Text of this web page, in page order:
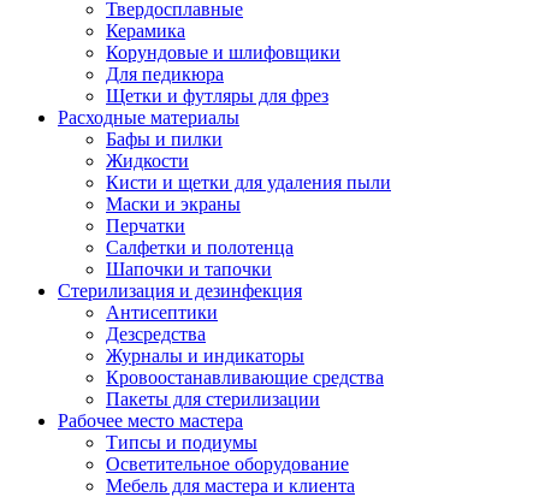
Твердосплавные
Керамика
Корундовые и шлифовщики
Для педикюра
Щетки и футляры для фрез
Расходные материалы
Бафы и пилки
Жидкости
Кисти и щетки для удаления пыли
Маски и экраны
Перчатки
Салфетки и полотенца
Шапочки и тапочки
Стерилизация и дезинфекция
Антисептики
Дезсредства
Журналы и индикаторы
Кровоостанавливающие средства
Пакеты для стерилизации
Рабочее место мастера
Типсы и подиумы
Осветительное оборудование
Мебель для мастера и клиента